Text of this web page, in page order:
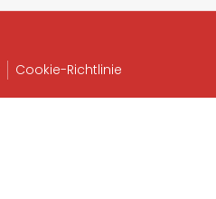
Cookie-Richtlinie